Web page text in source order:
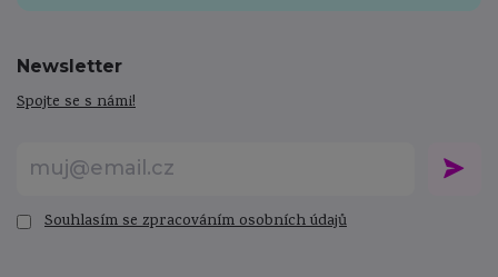
Newsletter
Spojte se s námi!
Souhlasím se zpracováním osobních údajů